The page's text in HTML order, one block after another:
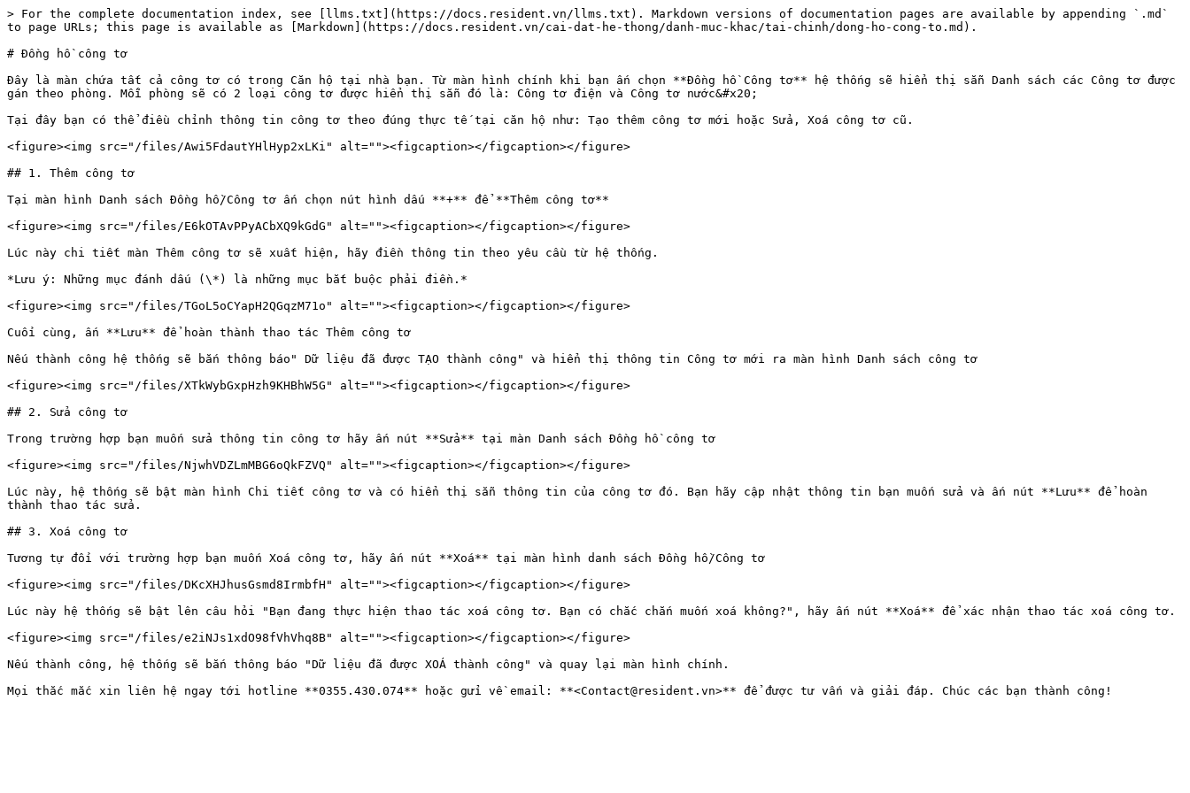
> For the complete documentation index, see [llms.txt](https://docs.resident.vn/llms.txt). Markdown versions of documentation pages are available by appending `.md`
to page URLs; this page is available as [Markdown](https://docs.resident.vn/cai-dat-he-thong/danh-muc-khac/tai-chinh/dong-ho-cong-to.md).
# Đồng hồ công tơ
Đây là màn chứa tất cả công tơ có trong Căn hộ tại nhà bạn. Từ màn hình chính khi bạn ấn chọn **Đồng hồ Công tơ** hệ thống sẽ hiển thị sẵn Danh sách các Công tơ được
gán theo phòng. Mỗi phòng sẽ có 2 loại công tơ được hiển thị sẵn đó là: Công tơ điện và Công tơ nước&#x20;
Tại đây bạn có thể điều chỉnh thông tin công tơ theo đúng thực tế tại căn hộ như: Tạo thêm công tơ mới hoặc Sửa, Xoá công tơ cũ.
<figure><img src="/files/Awi5FdautYHlHyp2xLKi" alt=""><figcaption></figcaption></figure>
## 1. Thêm công tơ
Tại màn hình Danh sách Đồng hồ/Công tơ ấn chọn nút hình dấu **+** để **Thêm công tơ**
<figure><img src="/files/E6kOTAvPPyACbXQ9kGdG" alt=""><figcaption></figcaption></figure>
Lúc này chi tiết màn Thêm công tơ sẽ xuất hiện, hãy điền thông tin theo yêu cầu từ hệ thống.
*Lưu ý: Những mục đánh dấu (\*) là những mục bắt buộc phải điền.*
<figure><img src="/files/TGoL5oCYapH2QGqzM71o" alt=""><figcaption></figcaption></figure>
Cuối cùng, ấn **Lưu** để hoàn thành thao tác Thêm công tơ
Nếu thành công hệ thống sẽ bắn thông báo" Dữ liệu đã được TẠO thành công" và hiển thị thông tin Công tơ mới ra màn hình Danh sách công tơ
<figure><img src="/files/XTkWybGxpHzh9KHBhW5G" alt=""><figcaption></figcaption></figure>
## 2. Sửa công tơ
Trong trường hợp bạn muốn sửa thông tin công tơ hãy ấn nút **Sửa** tại màn Danh sách Đồng hồ công tơ
<figure><img src="/files/NjwhVDZLmMBG6oQkFZVQ" alt=""><figcaption></figcaption></figure>
Lúc này, hệ thống sẽ bật màn hình Chi tiết công tơ và có hiển thị sẵn thông tin của công tơ đó. Bạn hãy cập nhật thông tin bạn muốn sửa và ấn nút **Lưu** để hoàn
thành thao tác sửa.
## 3. Xoá công tơ
Tương tự đối với trường hợp bạn muốn Xoá công tơ, hãy ấn nút **Xoá** tại màn hình danh sách Đồng hồ/Công tơ
<figure><img src="/files/DKcXHJhusGsmd8IrmbfH" alt=""><figcaption></figcaption></figure>
Lúc này hệ thống sẽ bật lên câu hỏi "Bạn đang thực hiện thao tác xoá công tơ. Bạn có chắc chắn muốn xoá không?", hãy ấn nút **Xoá** để xác nhận thao tác xoá công tơ.
<figure><img src="/files/e2iNJs1xdO98fVhVhq8B" alt=""><figcaption></figcaption></figure>
Nếu thành công, hệ thống sẽ bắn thông báo "Dữ liệu đã được XOÁ thành công" và quay lại màn hình chính.